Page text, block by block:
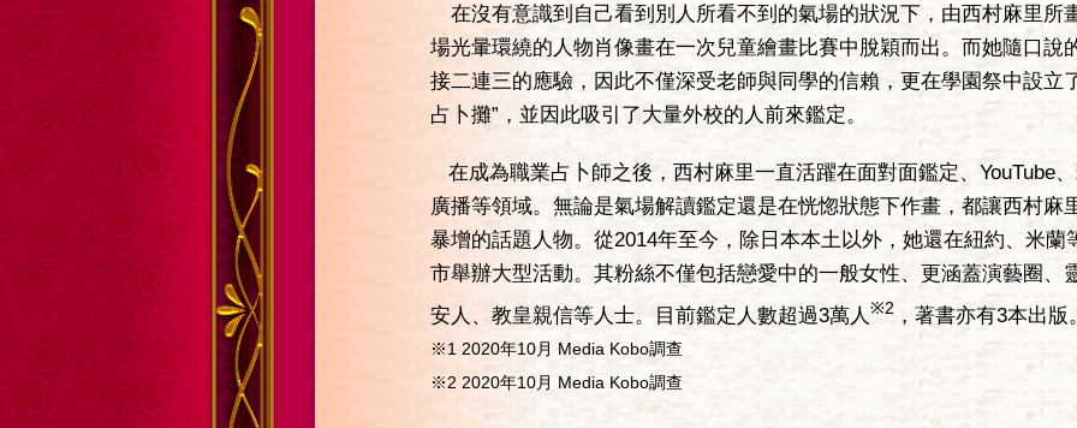
在沒有意識到自己看到別人所看不到的氣場的狀況下，由西村麻里所
場光暈環繞的人物肖像畫在一次兒童繪畫比賽中脫穎而出。而她隨口說
接二連三的應驗，因此不僅深受老師與同學的信賴，更在學園祭中設立
占卜攤”，並因此吸引了大量外校的人前來鑑定。
在成為職業占卜師之後，西村麻里一直活躍在面對面鑑定、YouTube
廣播等領域。無論是氣場解讀鑑定還是在恍惚狀態下作畫，都讓西村麻
暴增的話題人物。從2014年至今，除日本本土以外，她還在紐約、米蘭
市舉辦大型活動。其粉絲不僅包括戀愛中的一般女性、更涵蓋演藝圈、
安人、教皇親信等人士。目前鑑定人數超過3萬人 ※2 ，著書亦有3本出版
※1 2020年10月 Media Kobo調查
※2 2020年10月 Media Kobo調查